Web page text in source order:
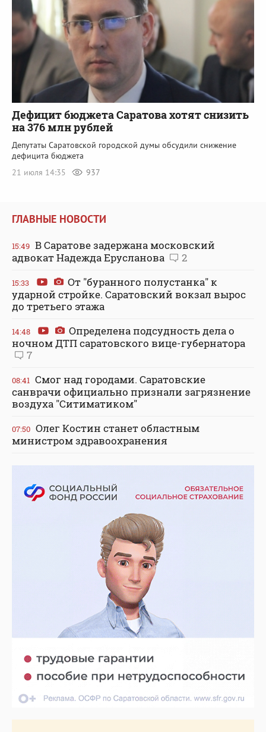
Дефицит бюджета Саратова хотят снизить
на 376 млн рублей
Депутаты Саратовской городской думы обсудили снижение
дефицита бюджета
21 июля 14:35
937
ГЛАВНЫЕ НОВОСТИ
15:49 В Саратове задержана московский
адвокат Надежда Ерусланова
2
15:33
От "буранного полустанка" к
ударной стройке. Саратовский вокзал вырос
до третьего этажа
14:48
Определена подсудность дела о
ночном ДТП саратовского вице-губернатора
7
08:41 Смог над городами. Саратовские
санврачи официально признали загрязнение
воздуха "Ситиматиком"
07:50 Олег Костин станет областным
министром здравоохранения